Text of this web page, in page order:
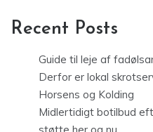
Recent Posts
Guide til leje af
Derfor er lokal
Horsens og Kolding
Midlertidigt botilbud